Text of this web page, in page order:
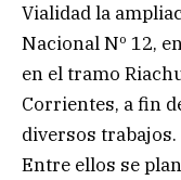
Vialidad la
Nacional Nº 12,
en el tramo
Corrientes, a fin
diversos trabajos.
Entre ellos se